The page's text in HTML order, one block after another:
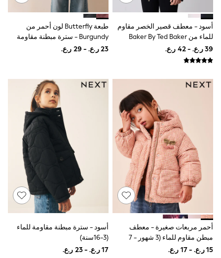
River Island
Eid Holiday Collection
SCHOOLWEAR
All Boys Schoolwear
Trousers
Polo Shirts
Sweatshirts & Jumpers
Coats & Jackets
Underwear
Socks
Multipacks
All Boys Sport & Swimwear
Trainers & Pumps
Swimwear
Tops
Shorts
Joggers
adidas
Nike
All Girls Schoolwear
Shoes
Dresses
Trousers
Skirts
أسود - معطف قصير الخصر مقاوم
للماء من Baker By Ted Baker
طبعة Butterfly لون أحمر من
Burgundy - سترة مبطنة مقاومة
للماء (3-16 سنة)
أحمر مربعات صغيرة - معطف
مبطن مقاوم للماء (3 شهور - 7
سنوات)
أسود - سترة مبطنة مقاومة للماء
(3-16سنة)